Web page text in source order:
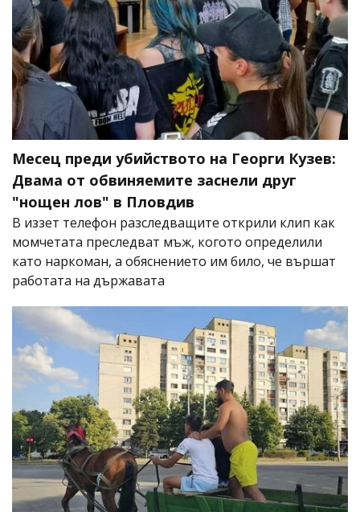
Месец преди убийството на Георги Кузев:
Двама от обвиняемите заснели друг
"нощен лов" в Пловдив
В иззет телефон разследващите открили клип как
момчетата преследват мъж, когото определили
като наркоман, а обяснението им било, че вършат
работата на държавата